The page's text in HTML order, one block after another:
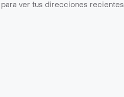
para ver tus direcciones recientes